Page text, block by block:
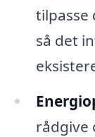
tilpasse
så det
rådgive